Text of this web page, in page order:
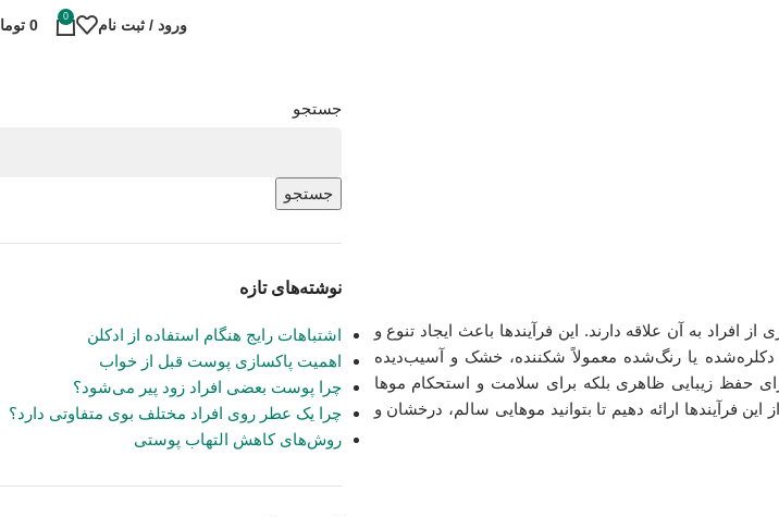
ورود / ثبت نام 0
0
به آن علاقه دارند. این فرآیندها باعث ایجاد تنوع و
یا رنگ‌شده معمولاً شکننده، خشک و آسیب‌دیده
حفظ زیبایی ظاهری بلکه برای سلامت و استحکام موها
فرآیندها ارائه دهیم تا بتوانید موهایی سالم، درخشان و
جستجو
جستجو
نوشته‌های تازه
اشتباهات رایج هنگام استفاده از ادکلن
اهمیت پاکسازی پوست قبل از خواب
چرا پوست بعضی افراد زود پیر می‌شود؟
چرا یک عطر روی افراد مختلف بوی متفاوتی دارد؟
روش‌های کاهش التهاب پوستی